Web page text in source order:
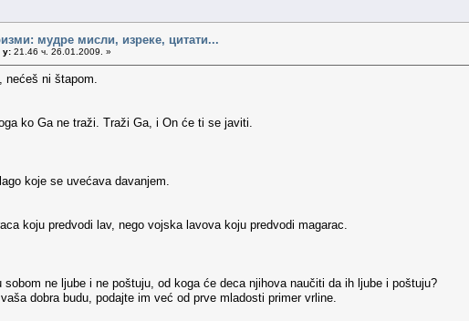
мудре мисли, изреке, цитати...
у: 21.46 ч. 26.01.2009. »
ni štapom.
ko Ga ne traži. Traži Ga, i On će ti se javiti.
koje se uvećava davanjem.
koju predvodi lav, nego vojska lavova koju predvodi magarac.
ne ljube i ne poštuju, od koga će deca njihova naučiti da ih ljube i poštuju?
dobra budu, podajte im već od prve mladosti primer vrline.